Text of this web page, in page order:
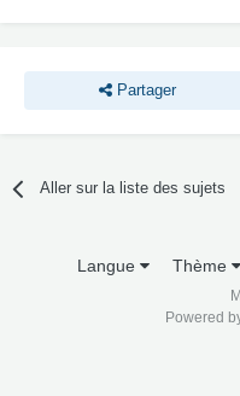
Partager
Aller sur la liste des sujets
Langue Thème
Powered